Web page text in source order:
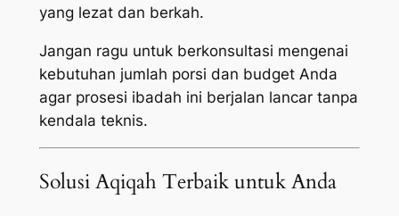
yang lezat dan berkah.
Jangan ragu untuk berkonsultasi mengenai
kebutuhan jumlah porsi dan budget Anda
agar prosesi ibadah ini berjalan lancar tanpa
kendala teknis.
Solusi Aqiqah Terbaik untuk Anda